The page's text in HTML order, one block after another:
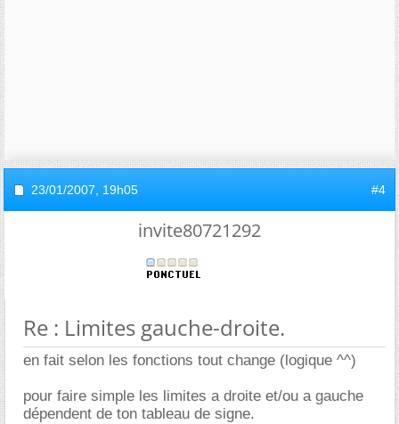
23/01/2007, 19h05 #4
invite80721292
Re : Limites gauche-droite.
en fait selon les fonctions tout change (logique ^^)
pour faire simple les limites a droite et/ou a gauche
dépendent de ton tableau de signe.